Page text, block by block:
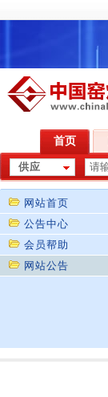
首页
网站首页
公告中心
会员帮助
网站公告